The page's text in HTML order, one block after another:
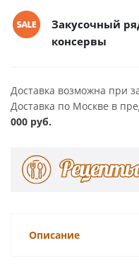
Закусочный
консервы
Доставка возможна при
Доставка по Москве в
000 руб.
Описание